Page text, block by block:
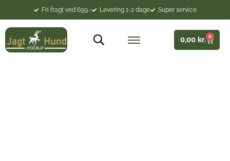
Fri fragt ved 699.- Levering 1-2 dage Super service
0,00 kr. 0